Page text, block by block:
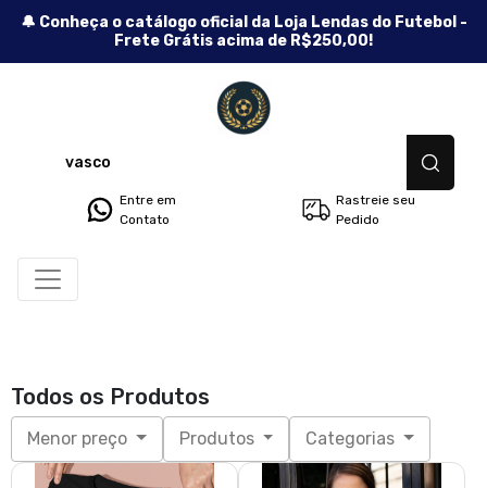
🔔 Conheça o catálogo oficial da Loja Lendas do Futebol -
Frete Grátis acima de R$250,00!
Entre em
Contato
Rastreie seu
Pedido
Todos os Produtos
Menor preço Produtos Categorias